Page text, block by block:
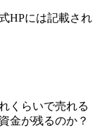
HPには記載され
くらいで売れる
金が残るのか？